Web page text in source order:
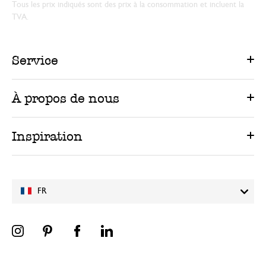
FR
Tous les prix indiqués sont des prix à la consommation et incluent la
TVA.
Service
À propos de nous
Inspiration